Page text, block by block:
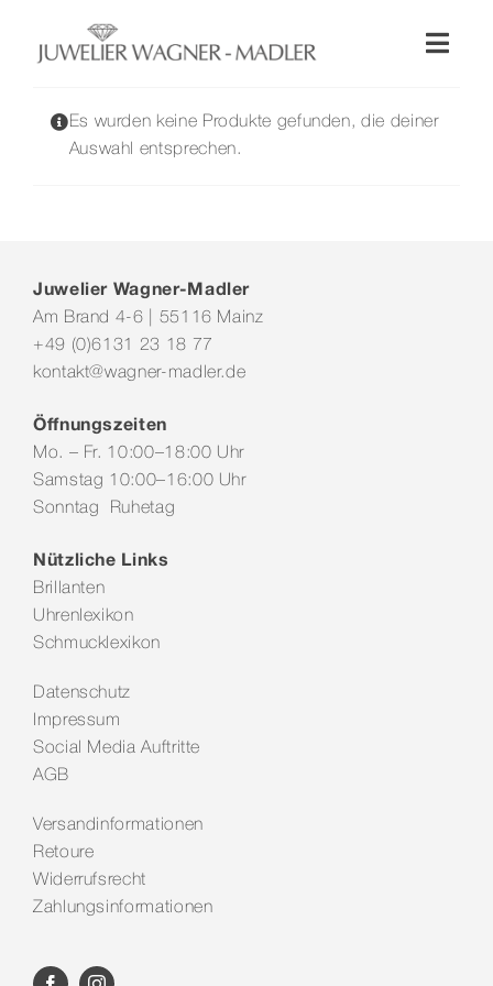
springen
Wellendorff
Service & Leistungen
Es wurden keine Produkte gefunden, die deiner
Auswahl entsprechen.
Juwelier Wagner-Madler
Am Brand 4-6 | 55116 Mainz
+49 (0)6131 23 18 77
kontakt@wagner-madler.de
Öffnungszeiten
Mo. – Fr. 10:00–18:00 Uhr
Samstag 10:00–16:00 Uhr
Sonntag Ruhetag
Nützliche Links
Brillanten
Uhrenlexikon
Schmucklexikon
Datenschutz
Impressum
Social Media Auftritte
AGB
Versandinformationen
Retoure
Widerrufsrecht
Zahlungsinformationen